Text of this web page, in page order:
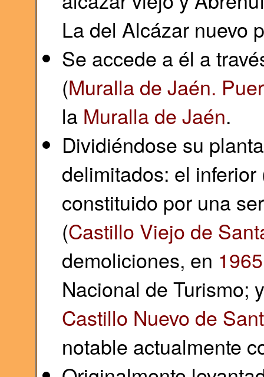
La del Alcázar nuevo
Se accede a él a
(Muralla de Jaén.
la Muralla de Jaén.
Dividiéndose su
delimitados: el inferior
constituido por una
(Castillo Viejo de
demoliciones, en 1965
Nacional de Turismo;
Castillo Nuevo de
notable actualmente